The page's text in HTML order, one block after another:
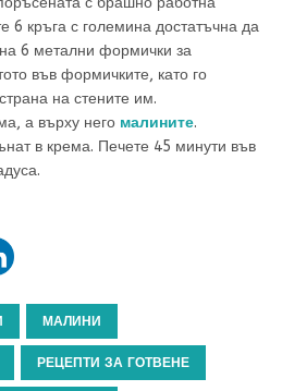
6 кръга с големина достатъчна да
6 метални формички за
във формичките, като го
на стените им.
а върху него малините.
в крема. Печете 45 минути във
МАЛИНИ
РЕЦЕПТИ ЗА ГОТВЕНЕ